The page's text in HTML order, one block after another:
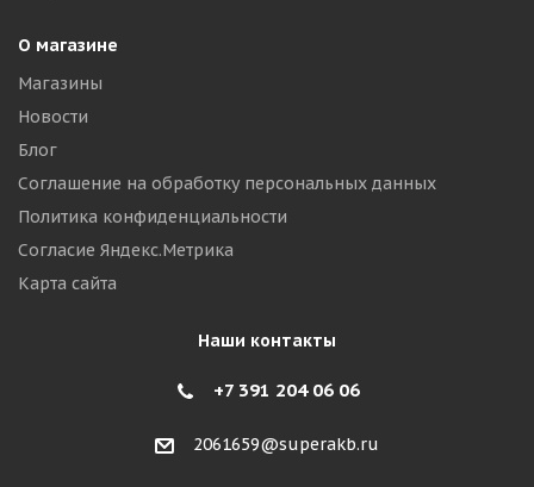
О магазине
Магазины
Новости
Блог
Соглашение на обработку персональных данных
Политика конфиденциальности
Согласие Яндекс.Метрика
Карта сайта
Наши контакты
+7 391 204 06 06
2061659@superakb.ru